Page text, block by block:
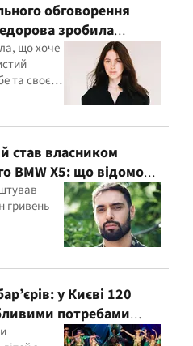
обговорення
зробила
що хоче
та своєї
став власником
BMW X5: що відомо
гривень
у Києві 120
потребами
всеукраїнському